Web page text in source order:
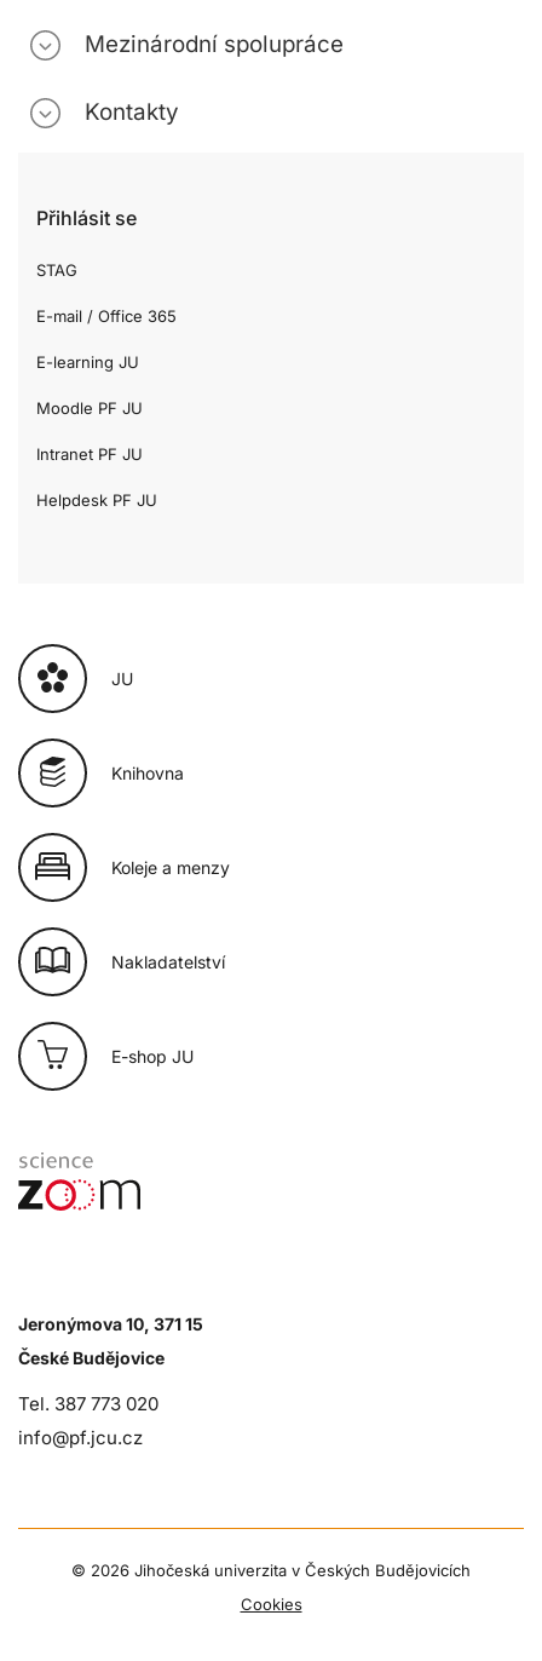
Mezinárodní spolupráce
Kontakty
Přihlásit se
STAG
E-mail / Office 365
E-learning JU
Moodle PF JU
Intranet PF JU
Helpdesk PF JU
JU
Knihovna
Koleje a menzy
Nakladatelství
E-shop JU
Jeronýmova 10, 371 15
České Budějovice
Tel. 387 773 020
info@pf.jcu.cz
© 2026 Jihočeská univerzita v Českých Budějovicích
Cookies